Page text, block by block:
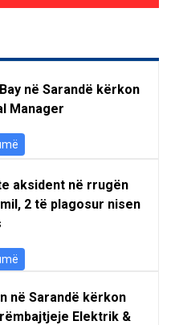
në Sarandë kërkon
Manager
aksident në rrugën
2 të plagosur nisen
në Sarandë kërkon
Elektrik &